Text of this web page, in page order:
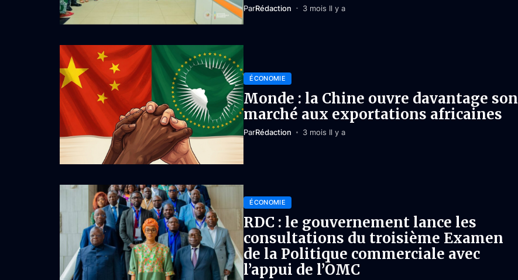
ParRédaction 3 mois Il y a
ÉCONOMIE
Monde : la Chine ouvre davantage son
marché aux exportations africaines
ParRédaction 3 mois Il y a
ÉCONOMIE
RDC : le gouvernement lance les
consultations du troisième Examen
de la Politique commerciale avec
l’appui de l’OMC